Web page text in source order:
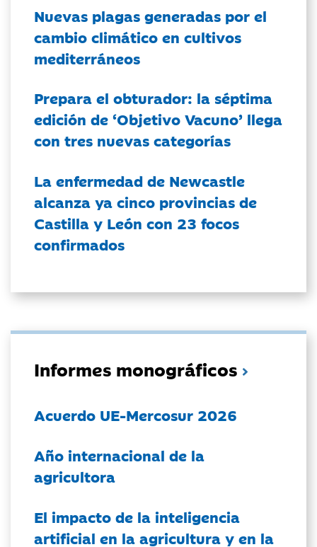
Nuevas plagas generadas por el
cambio climático en cultivos
mediterráneos
Prepara el obturador: la séptima
edición de ‘Objetivo Vacuno’ llega
con tres nuevas categorías
La enfermedad de Newcastle
alcanza ya cinco provincias de
Castilla y León con 23 focos
confirmados
Informes monográficos
Acuerdo UE-Mercosur 2026
Año internacional de la
agricultora
El impacto de la inteligencia
artificial en la agricultura y en la